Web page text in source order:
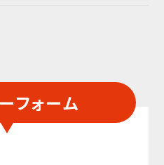
フォーム